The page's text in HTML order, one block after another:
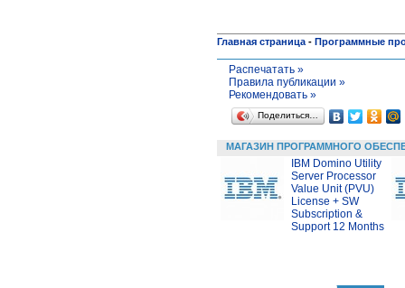
Главная страница - Программные
Распечатать »
Правила публикации »
Рекомендовать »
Поделиться…
МАГАЗИН ПРОГРАММНОГО
IBM Domino Utility
Server Processor
Value Unit (PVU)
License + SW
Subscription &
Support 12 Months